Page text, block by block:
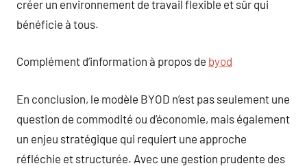
créer un environnement de travail flexible et sûr qui
bénéficie à tous.
Complément d’information à propos de byod
En conclusion, le modèle BYOD n’est pas seulement une
question de commodité ou d’économie, mais également
un enjeu stratégique qui requiert une approche
réfléchie et structurée. Avec une gestion prudente des